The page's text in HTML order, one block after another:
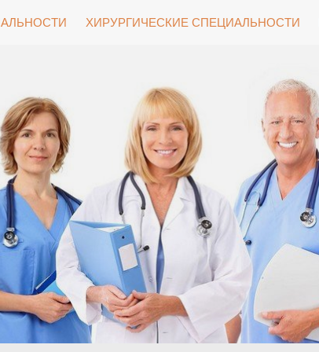
ХИРУРГИЧЕСКИЕ СПЕЦИАЛЬНОСТИ